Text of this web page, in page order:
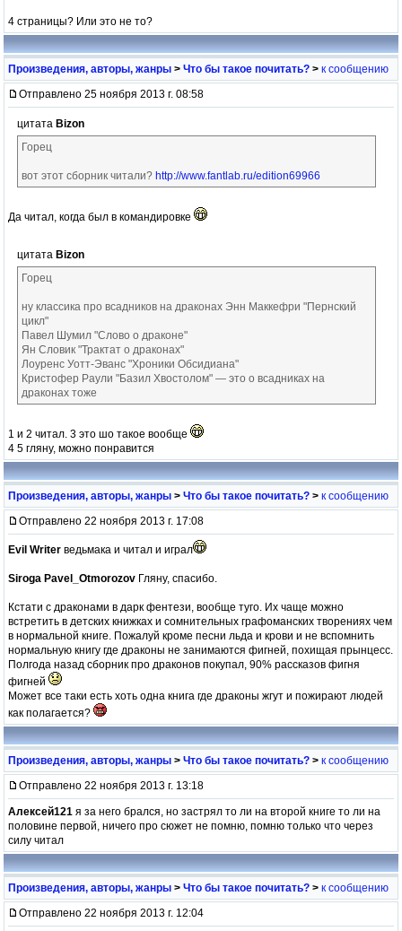
4 страницы? Или это не то?
Произведения, авторы, жанры > Что бы такое почитать? > к сообщению
Отправлено 25 ноября 2013 г. 08:58
цитата Bizon
Горец
вот этот сборник читали? http://www.fantlab.ru/edition69966
Да читал, когда был в командировке
цитата Bizon
Горец
ну классика про всадников на драконах Энн Маккефри "Пернский
цикл"
Павел Шумил "Слово о драконе"
Ян Словик "Трактат о драконах"
Лоуренс Уотт-Эванс "Хроники Обсидиана"
Кристофер Раули "Базил Хвостолом" — это о всадниках на
драконах тоже
1 и 2 читал. 3 это шо такое вообще
4 5 гляну, можно понравится
Произведения, авторы, жанры > Что бы такое почитать? > к сообщению
Отправлено 22 ноября 2013 г. 17:08
Evil Writer ведьмака и читал и играл
Siroga Pavel_Otmorozov Гляну, спасибо.
Кстати с драконами в дарк фентези, вообще туго. Их чаще можно
встретить в детских книжках и сомнительных графоманских творениях чем
в нормальной книге. Пожалуй кроме песни льда и крови и не вспомнить
нормальную книгу где драконы не занимаются фигней, похищая прынцесс.
Полгода назад сборник про драконов покупал, 90% рассказов фигня
фигней
Может все таки есть хоть одна книга где драконы жгут и пожирают людей
как полагается?
Произведения, авторы, жанры > Что бы такое почитать? > к сообщению
Отправлено 22 ноября 2013 г. 13:18
Алексей121 я за него брался, но застрял то ли на второй книге то ли на
половине первой, ничего про сюжет не помню, помню только что через
силу читал
Произведения, авторы, жанры > Что бы такое почитать? > к сообщению
Отправлено 22 ноября 2013 г. 12:04